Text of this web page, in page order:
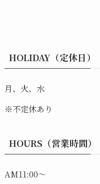
HOLIDAY（定休日）
月、火、水
※不定休あり
HOURS（営業時間）
AM11:00～